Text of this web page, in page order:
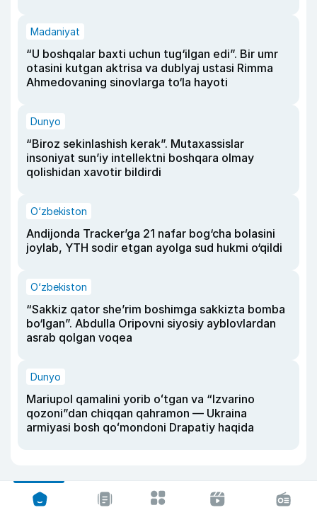
Madaniyat
“U boshqalar baxti uchun tug‘ilgan edi”. Bir umr
otasini kutgan aktrisa va dublyaj ustasi Rimma
Ahmedovaning sinovlarga to‘la hayoti
Dunyo
“Biroz sekinlashish kerak”. Mutaxassislar
insoniyat sun’iy intellektni boshqara olmay
qolishidan xavotir bildirdi
O‘zbekiston
Andijonda Tracker’ga 21 nafar bog‘cha bolasini
joylab, YTH sodir etgan ayolga sud hukmi o‘qildi
O‘zbekiston
“Sakkiz qator she’rim boshimga sakkizta bomba
bo‘lgan”. Abdulla Oripovni siyosiy ayblovlardan
asrab qolgan voqea
Dunyo
Mariupol qamalini yorib oʻtgan va “Izvarino
qozoni”dan chiqqan qahramon — Ukraina
armiyasi bosh qoʻmondoni Drapatiy haqida